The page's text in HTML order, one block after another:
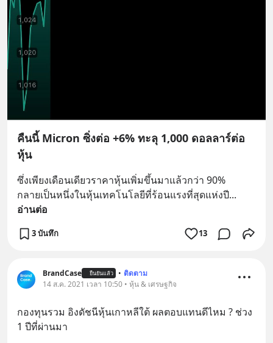
คืนนี้ Micron ซิ่งต่อ +6% ทะลุ 1,000 ดอลลาร์ต่อ
หุ้น
ซึ่งเพียงเดือนเดียวราคาหุ้นเพิ่มขึ้นมาแล้วกว่า 90%
กลายเป็นหนึ่งในหุ้นเทคโนโลยีที่ร้อนแรงที่สุดแห่งปี
อ่านต่อ
3 บันทึก 13
BrandCase ยืนยันแล้ว • ติดตาม
14 ส.ค. 2021 เวลา 10:50 • หุ้น & เศรษฐกิจ
กองทุนรวม อิงดัชนีหุ้นเกาหลีใต้ ผลตอบแทนดีไหม ? ช่วง
1 ปีที่ผ่านมา